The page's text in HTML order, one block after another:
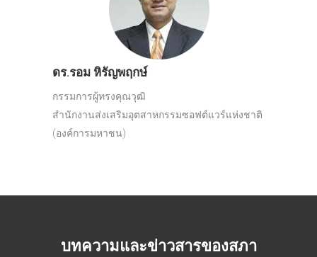
ดร.รอม หิรัญพฤกษ์
กรรมการผู้ทรงคุณวุฒิ
สำนักงานส่งเสริมอุตสาหกรรมซอฟต์แวร์แห่งชาติ
(องค์การมหาชน)
บทความและข่าวสารของสภา